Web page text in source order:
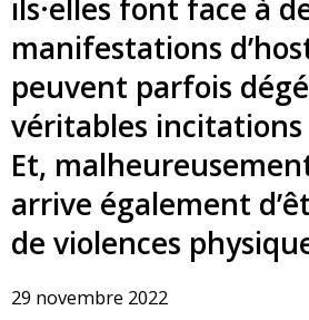
ils·elles font face à
manifestations
peuvent parfois
véritables incitations
Et,
arrive également
de violences
29 novembre 2022